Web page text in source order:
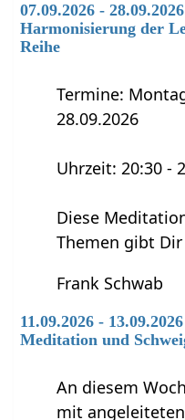
07.09.2026 -
Harmonisierung der
Reihe
Termine:
28.09.2026
Uhrzeit: 20:30 -
Diese
Themen gibt
Frank Schwab
11.09.2026 -
Meditation und
An diesem
mit